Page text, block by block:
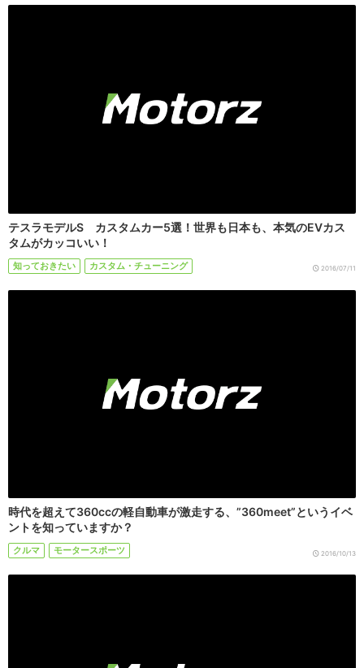
テスラモデルS カスタムカー5選！世界も日本も、本気のEVカス
タムがカッコいい！
知っておきたい カスタム・チューニング 2016/07/11
時代を超えて360ccの軽自動車が激走する、”360meet”というイベ
ントを知っていますか？
クルマ モータースポーツ 2016/10/13